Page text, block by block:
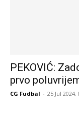
PEKOVIĆ:
prvo
CG Fudbal - 25 Jul 2024.